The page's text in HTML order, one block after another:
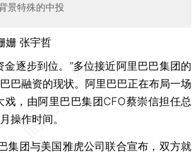
景特殊的中投
姗 张宇哲
逐步到位。”多位接近阿里巴巴集团的
巴融资的现状。阿里巴巴正在布局一场
，由阿里巴巴集团CFO蔡崇信担任总
操作时间。
团与美国雅虎公司联合宣布，双方就